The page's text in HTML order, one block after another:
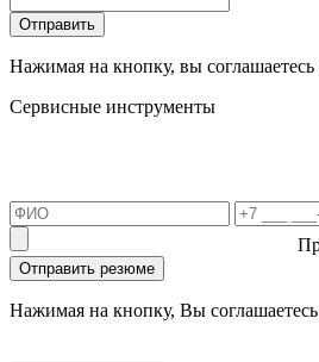
Отправить
Нажимая на кнопку, вы соглашаетесь
Сервисные инструменты
Отправить резюме
Нажимая на кнопку, Вы